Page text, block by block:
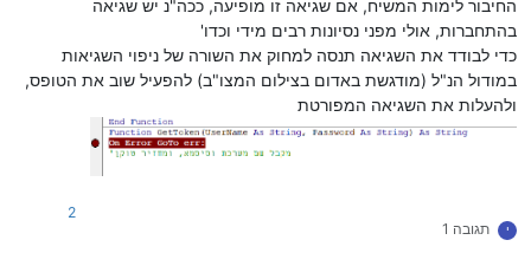
החיבור לימות המשיח, אם שגיאה זו מופיעה, ככה"נ יש שגיאה
בהתחברות, אולי מפני נסיונות רבים מידי וכדו'
כדי לבודד את השגיאה תנסה למחוק את השורה של ניפוי השגיאות
במודול הנ"ל (מודגשת באדום בצילום המצו"ב) להפעיל שוב את הטופס,
ולהעלות את השגיאה המפורטת
י תגובה 1
2